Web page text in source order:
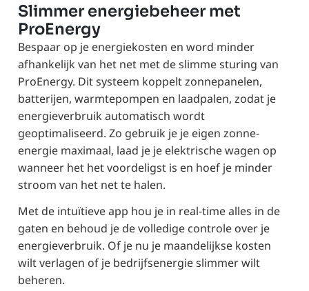
Slimmer energiebeheer met
ProEnergy
Bespaar op je energiekosten en word minder
afhankelijk van het net met de slimme sturing van
ProEnergy. Dit systeem koppelt zonnepanelen,
batterijen, warmtepompen en laadpalen, zodat je
energieverbruik automatisch wordt
geoptimaliseerd. Zo gebruik je je eigen zonne-
energie maximaal, laad je je elektrische wagen op
wanneer het het voordeligst is en hoef je minder
stroom van het net te halen.
Met de intuïtieve app hou je in real-time alles in de
gaten en behoud je de volledige controle over je
energieverbruik. Of je nu je maandelijkse kosten
wilt verlagen of je bedrijfsenergie slimmer wilt
beheren.